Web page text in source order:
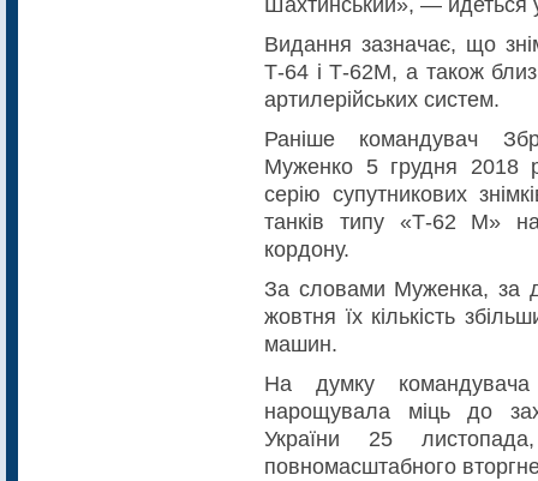
Видання зазначає, що
Т-64 і Т-62М, а також
артилерійських систем.
Раніше командувач
Муженко 5 грудня 2018
серію супутникових
танків типу «Т-62 М» на
кордону.
За словами Муженка, за
жовтня їх кількість
машин.
На думку
нарощувала міць до
України 25
повномасштабного